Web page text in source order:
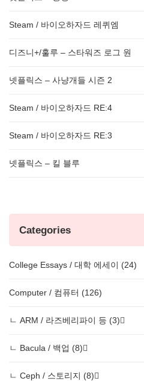
Steam / 바이오하자드 레퀴엠
디즈니+/훌루 – 스타워즈 로그 원
넷플릭스 – 사냥개들 시즌 2
Steam / 바이오하자드 RE:4
Steam / 바이오하자드 RE:3
넷플릭스 – 킬 블루
Categories
College Essays / 대학 에세이 (24)
Computer / 컴퓨터 (126)
ㄴ ARM / 라즈베리파이 등 (3)
ㄴ Bacula / 백업 (8)
ㄴ Ceph / 스토리지 (8)